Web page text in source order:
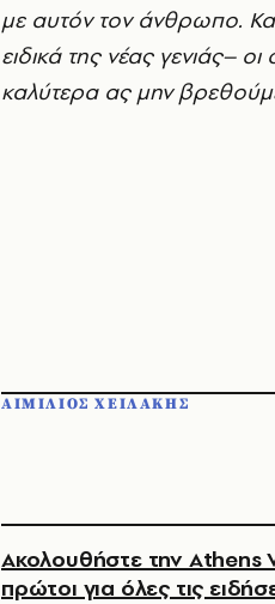
με αυτόν τον άνθρωπο.
ειδικά της νέας γενιάς–
καλύτερα ας μην
ΑΙΜΙΛΙΟΣ ΧΕΙΛΑΚΗΣ
Ακολουθήστε την Athens
πρώτοι για όλες τις